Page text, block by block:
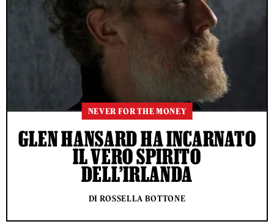
NEVER FOR THE MONEY
GLEN HANSARD HA INCARNATO
IL VERO SPIRITO
DELL’IRLANDA
DI ROSSELLA BOTTONE